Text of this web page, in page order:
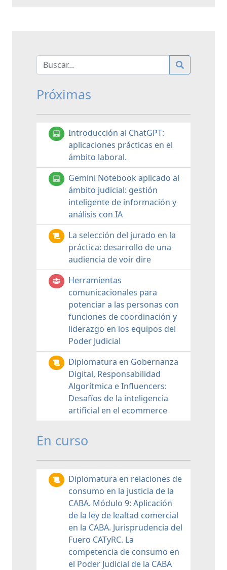
Próximas
Introducción al ChatGPT:
aplicaciones prácticas en el
ámbito laboral.
Gemini Notebook aplicado al
ámbito judicial: gestión
inteligente de información y
análisis con IA
La selección del jurado en la
práctica: desarrollo de una
audiencia de voir dire
Herramientas
comunicacionales para
potenciar a las personas con
funciones de coordinación y
liderazgo en los equipos del
Poder Judicial
Diplomatura en Gobernanza
Digital, Responsabilidad
Algorítmica e Influencers:
Desafíos de la inteligencia
artificial en el ecommerce
En curso
Diplomatura en relaciones de
consumo en la justicia de la
CABA. Módulo 9: Aplicación
de la ley de lealtad comercial
en la CABA. Jurisprudencia del
Fuero CATyRC. La
competencia de consumo en
el Poder Judicial de la CABA